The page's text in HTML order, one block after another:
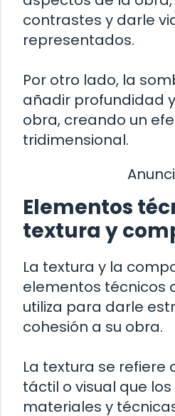
contrastes y darle
representados.
Por otro lado, la
añadir profundidad
obra, creando un
tridimensional.
Elementos
textura y
La textura y la
elementos técnicos
utiliza para darle
cohesión a su obra.
La textura se refiere
táctil o visual que
materiales y